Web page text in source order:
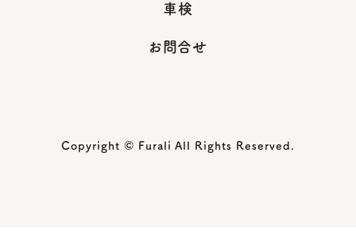
車検
お問合せ
Copyright © Furali All Rights Reserved.